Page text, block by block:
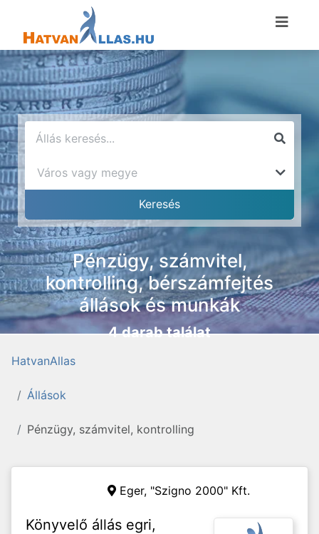
Pénzügy, számvitel,
kontrolling, bérszámfejtés
állások és munkák
4 darab találat
HatvanAllas
Állások
Pénzügy, számvitel, kontrolling
Eger, "Szigno 2000" Kft.
Könyvelő állás egri,